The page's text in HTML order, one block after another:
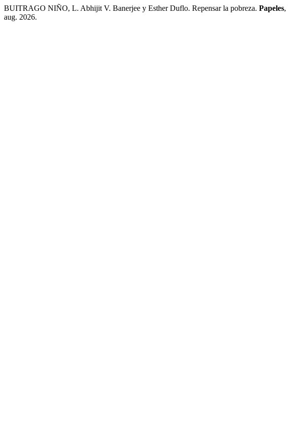
BUITRAGO NIÑO, L. Abhijit V. Banerjee y Esther Duflo. Repensar la pobreza. Papeles,
aug. 2026.